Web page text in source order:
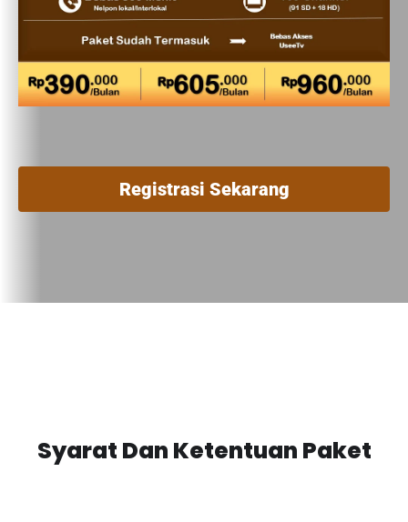
Registrasi Sekarang
Syarat Dan Ketentuan Paket